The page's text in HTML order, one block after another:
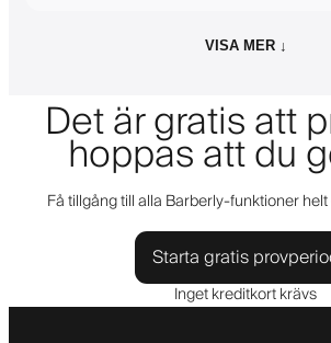
VISA MER ↓
Det är gratis att
hoppas att du
Få tillgång till alla Barberly-funktioner
Starta gratis
Inget kreditkort krävs